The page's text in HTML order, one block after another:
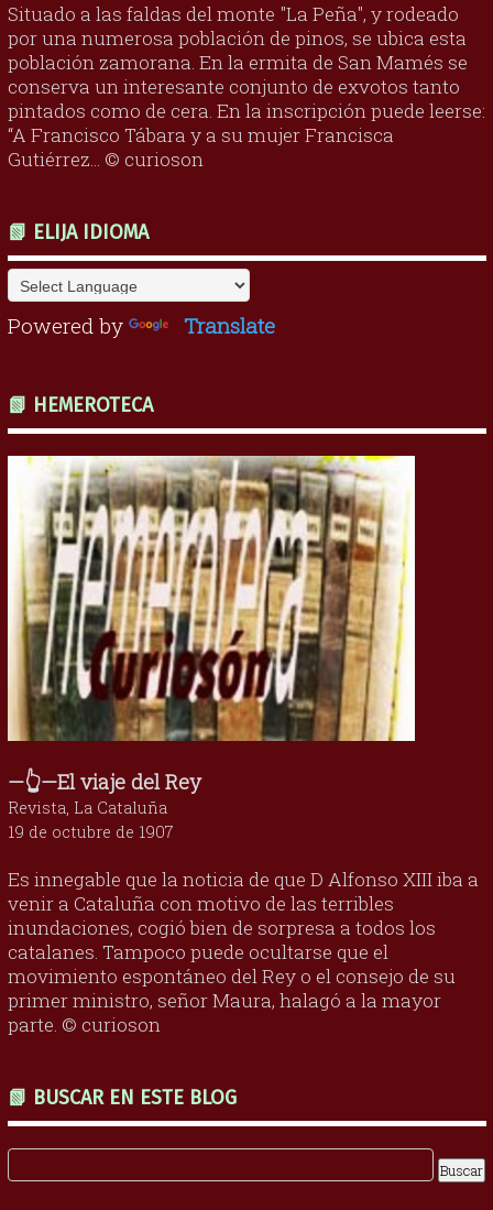
Situado a las faldas del monte "La Peña", y rodeado
por una numerosa población de pinos, se ubica esta
población zamorana. En la ermita de San Mamés se
conserva un interesante conjunto de exvotos tanto
pintados como de cera. En la inscripción puede leerse:
“A Francisco Tábara y a su mujer Francisca
Gutiérrez... © curioson
📗 ELIJA IDIOMA
Powered by Translate
📗 HEMEROTECA
—👆—El viaje del Rey
Revista, La Cataluña
19 de octubre de 1907
Es innegable que la noticia de que D Alfonso XIII iba a
venir a Cataluña con motivo de las terribles
inundaciones, cogió bien de sorpresa a todos los
catalanes. Tampoco puede ocultarse que el
movimiento espontáneo del Rey o el consejo de su
primer ministro, señor Maura, halagó a la mayor
parte. © curioson
📗 BUSCAR EN ESTE BLOG